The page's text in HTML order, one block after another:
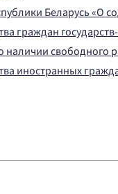
Беларусь «О
граждан
наличии свободного
иностранных